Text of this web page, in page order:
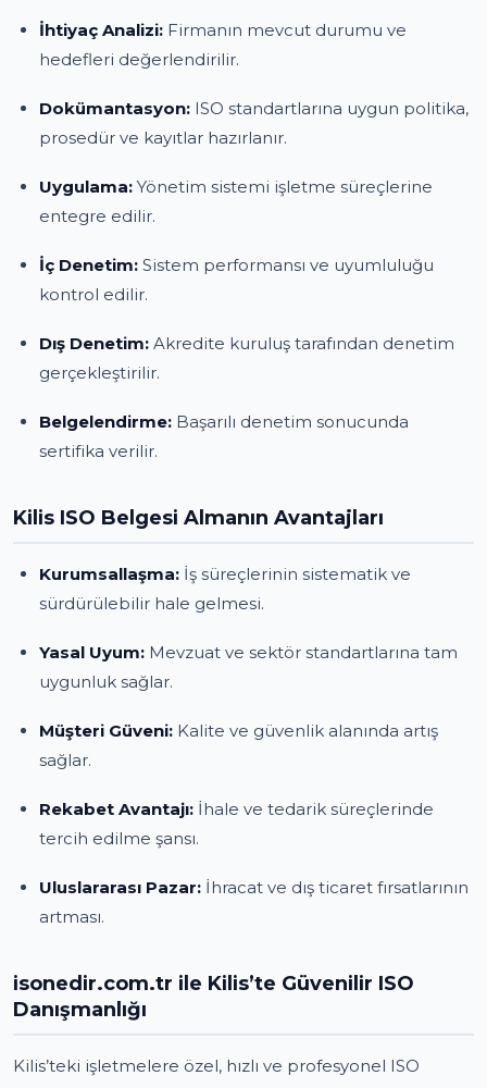
İhtiyaç Analizi: Firmanın mevcut durumu ve
hedefleri değerlendirilir.
Dokümantasyon: ISO standartlarına uygun politika,
prosedür ve kayıtlar hazırlanır.
Uygulama: Yönetim sistemi işletme süreçlerine
entegre edilir.
İç Denetim: Sistem performansı ve uyumluluğu
kontrol edilir.
Dış Denetim: Akredite kuruluş tarafından denetim
gerçekleştirilir.
Belgelendirme: Başarılı denetim sonucunda
sertifika verilir.
Kilis ISO Belgesi Almanın Avantajları
Kurumsallaşma: İş süreçlerinin sistematik ve
sürdürülebilir hale gelmesi.
Yasal Uyum: Mevzuat ve sektör standartlarına tam
uygunluk sağlar.
Müşteri Güveni: Kalite ve güvenlik alanında artış
sağlar.
Rekabet Avantajı: İhale ve tedarik süreçlerinde
tercih edilme şansı.
Uluslararası Pazar: İhracat ve dış ticaret fırsatlarının
artması.
isonedir.com.tr ile Kilis’te Güvenilir ISO
Danışmanlığı
Kilis’teki işletmelere özel, hızlı ve profesyonel ISO